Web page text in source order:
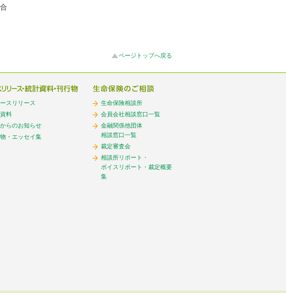
ページトップへ戻る
スリリース
料
らのお知らせ
・エッセイ集
生命保険相談所
会員会社相談窓口一覧
金融関係他団体
相談窓口一覧
裁定審査会
相談所リポート・
ボイスリポート・裁定概要
集